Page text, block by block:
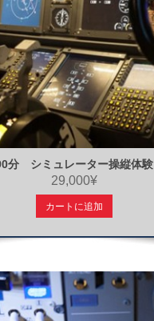
分 シミュレーター操縦体験
29,000¥
カートに追加